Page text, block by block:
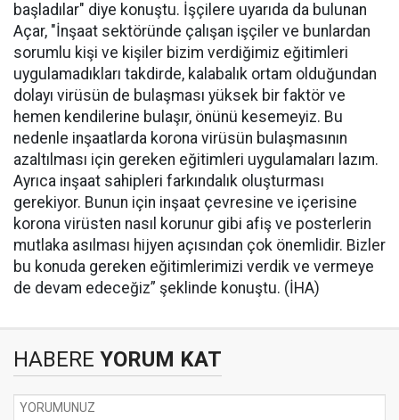
başladılar" diye konuştu. İşçilere uyarıda da bulunan
Açar, "İnşaat sektöründe çalışan işçiler ve bunlardan
sorumlu kişi ve kişiler bizim verdiğimiz eğitimleri
uygulamadıkları takdirde, kalabalık ortam olduğundan
dolayı virüsün de bulaşması yüksek bir faktör ve
hemen kendilerine bulaşır, önünü kesemeyiz. Bu
nedenle inşaatlarda korona virüsün bulaşmasının
azaltılması için gereken eğitimleri uygulamaları lazım.
Ayrıca inşaat sahipleri farkındalık oluşturması
gerekiyor. Bunun için inşaat çevresine ve içerisine
korona virüsten nasıl korunur gibi afiş ve posterlerin
mutlaka asılması hijyen açısından çok önemlidir. Bizler
bu konuda gereken eğitimlerimizi verdik ve vermeye
de devam edeceğiz” şeklinde konuştu. (İHA)
HABERE YORUM KAT